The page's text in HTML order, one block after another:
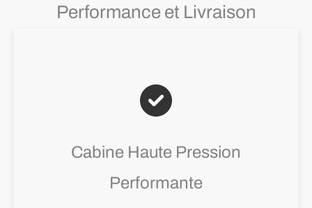
Performance et Livraison
Cabine Haute Pression
Performante